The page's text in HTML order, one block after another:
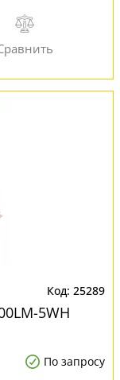
25289
5WH
По запросу